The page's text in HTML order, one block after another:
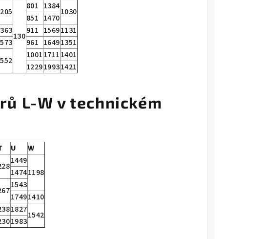
130
801 1384
1030
851 1470
911 15691131
961 16491351
100117111401
122919931421
L-W v technickém
U
W
1449
1198
1474
1543
17491410
1827
1542
1983